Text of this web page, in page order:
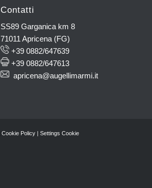
Contatti
SS89 Garganica km 8
71011 Apricena (FG)
+39 0882/647639
+39 0882/647613
apricena@augellimarmi.it
Cookie Policy| Settings Cookie